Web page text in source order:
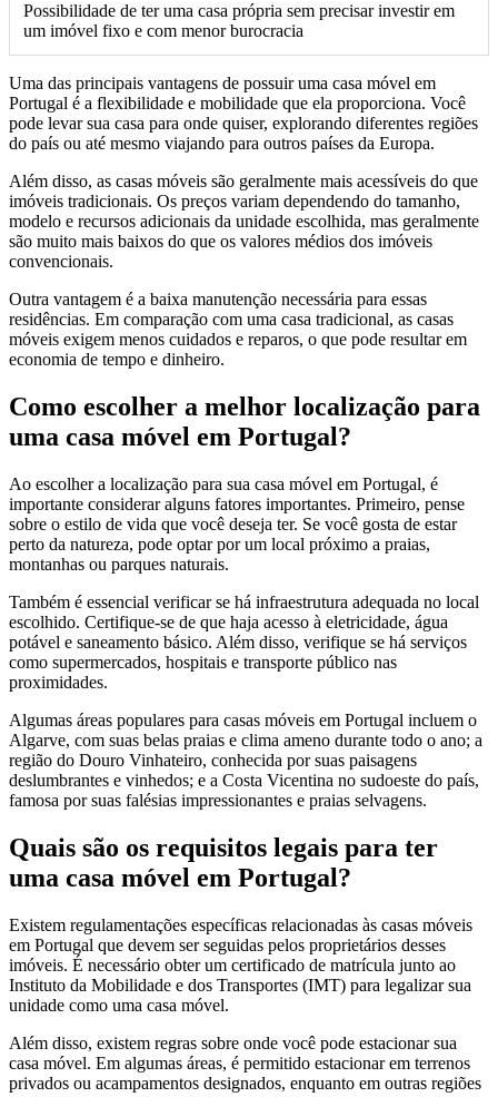
Possibilidade de ter uma casa própria sem precisar investir em
um imóvel fixo e com menor burocracia
Uma das principais vantagens de possuir uma casa móvel em
Portugal é a flexibilidade e mobilidade que ela proporciona. Você
pode levar sua casa para onde quiser, explorando diferentes regiões
do país ou até mesmo viajando para outros países da Europa.
Além disso, as casas móveis são geralmente mais acessíveis do que
imóveis tradicionais. Os preços variam dependendo do tamanho,
modelo e recursos adicionais da unidade escolhida, mas geralmente
são muito mais baixos do que os valores médios dos imóveis
convencionais.
Outra vantagem é a baixa manutenção necessária para essas
residências. Em comparação com uma casa tradicional, as casas
móveis exigem menos cuidados e reparos, o que pode resultar em
economia de tempo e dinheiro.
Como escolher a melhor localização para
uma casa móvel em Portugal?
Ao escolher a localização para sua casa móvel em Portugal, é
importante considerar alguns fatores importantes. Primeiro, pense
sobre o estilo de vida que você deseja ter. Se você gosta de estar
perto da natureza, pode optar por um local próximo a praias,
montanhas ou parques naturais.
Também é essencial verificar se há infraestrutura adequada no local
escolhido. Certifique-se de que haja acesso à eletricidade, água
potável e saneamento básico. Além disso, verifique se há serviços
como supermercados, hospitais e transporte público nas
proximidades.
Algumas áreas populares para casas móveis em Portugal incluem o
Algarve, com suas belas praias e clima ameno durante todo o ano; a
região do Douro Vinhateiro, conhecida por suas paisagens
deslumbrantes e vinhedos; e a Costa Vicentina no sudoeste do país,
famosa por suas falésias impressionantes e praias selvagens.
Quais são os requisitos legais para ter
uma casa móvel em Portugal?
Existem regulamentações específicas relacionadas às casas móveis
em Portugal que devem ser seguidas pelos proprietários desses
imóveis. É necessário obter um certificado de matrícula junto ao
Instituto da Mobilidade e dos Transportes (IMT) para legalizar sua
unidade como uma casa móvel.
Além disso, existem regras sobre onde você pode estacionar sua
casa móvel. Em algumas áreas, é permitido estacionar em terrenos
privados ou acampamentos designados, enquanto em outras regiões